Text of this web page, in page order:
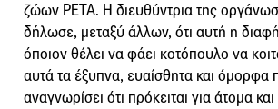
ζώων PETA. Η διευθύντρια της
δήλωσε, μεταξύ άλλων, ότι αυτή η
όποιον θέλει να φάει κοτόπουλο να
αυτά τα έξυπνα, ευαίσθητα και όμορφα
αναγνωρίσει ότι πρόκειται για άτομα